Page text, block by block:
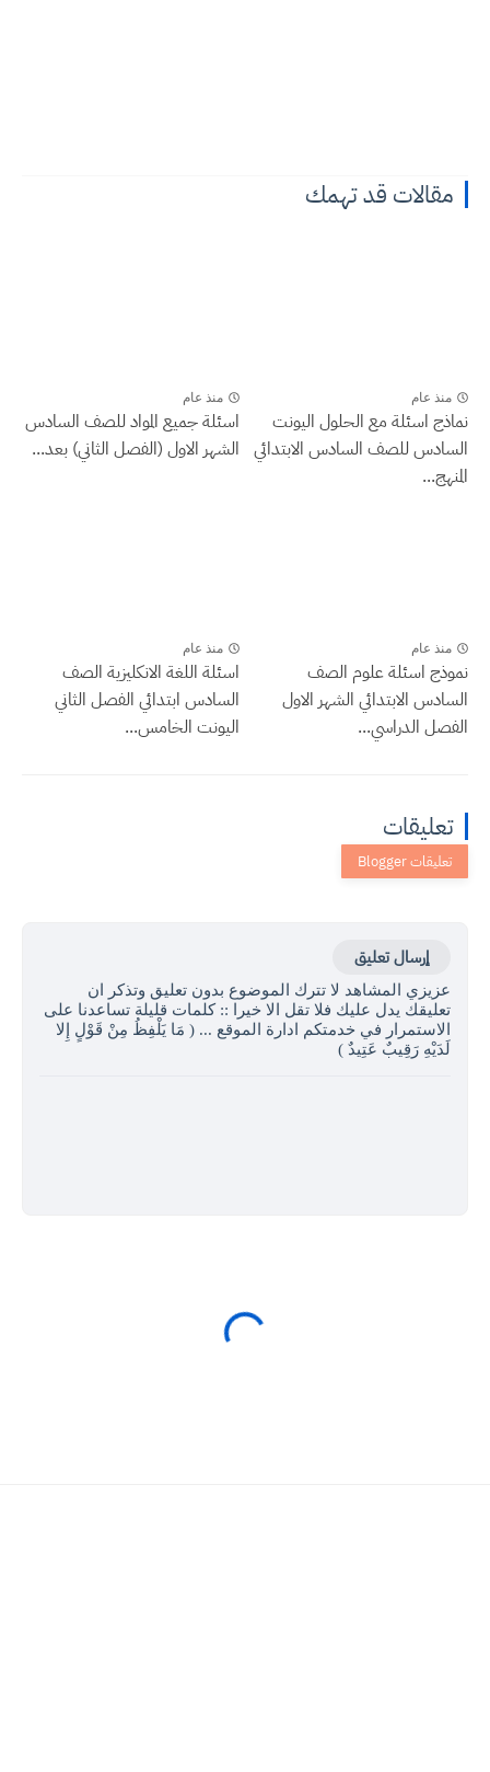
مقالات قد تهمك
منذ عام
نماذج اسئلة مع الحلول اليونت
السادس للصف السادس الابتدائي
المنهج...
منذ عام
اسئلة جميع المواد للصف السادس
الشهر الاول (الفصل الثاني) بعد...
منذ عام
نموذج اسئلة علوم الصف
السادس الابتدائي الشهر الاول
الفصل الدراسي...
منذ عام
اسئلة اللغة الانكليزية الصف
السادس ابتدائي الفصل الثاني
اليونت الخامس...
تعليقات
إرسال تعليق
عزيزي المشاهد لا تترك الموضوع بدون تعليق وتذكر ان
تعليقك يدل عليك فلا تقل الا خيرا :: كلمات قليلة تساعدنا على
الاستمرار في خدمتكم ادارة الموقع ... ( مَا يَلْفِظُ مِنْ قَوْلٍ إِلا
لَدَيْهِ رَقِيبٌ عَتِيدٌ )